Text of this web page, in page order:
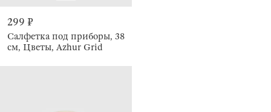
299 ₽
Салфетка под приборы, 38
см, Цветы, Azhur Grid